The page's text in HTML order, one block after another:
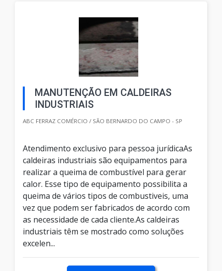
MANUTENÇÃO EM CALDEIRAS
INDUSTRIAIS
ABC FERRAZ COMÉRCIO / SÃO BERNARDO DO CAMPO - SP
Atendimento exclusivo para pessoa jurídicaAs
caldeiras industriais são equipamentos para
realizar a queima de combustível para gerar
calor. Esse tipo de equipamento possibilita a
queima de vários tipos de combustiveis, uma
vez que podem ser fabricados de acordo com
as necessidade de cada cliente.As caldeiras
industriais têm se mostrado como soluções
excelen...